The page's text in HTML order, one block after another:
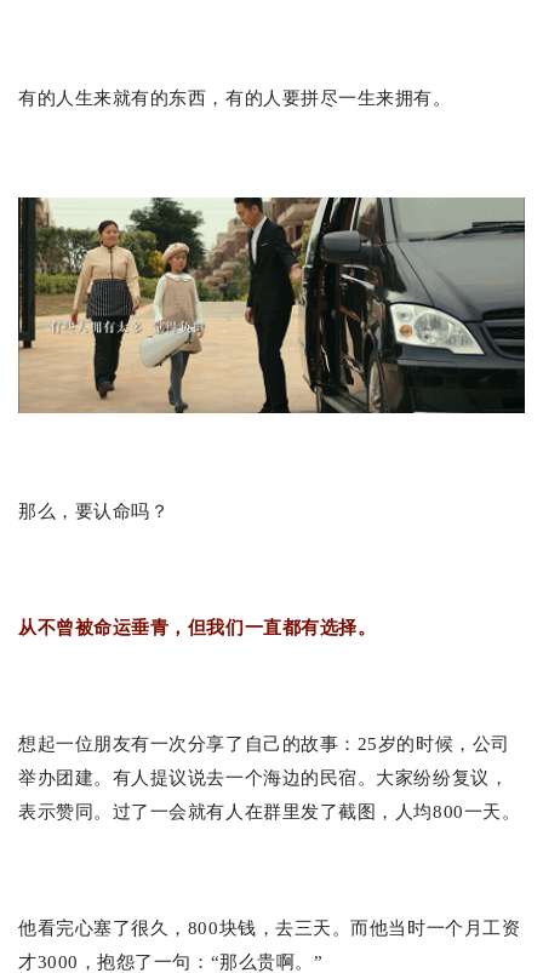
有的人生来就有的东西，有的人要拼尽一生来拥有。
那么，要认命吗？
从不曾被命运垂青，但我们一直都有选择。
想起一位朋友有一次分享了自己的故事：25岁的时候，公司
举办团建。有人提议说去一个海边的民宿。大家纷纷复议，
表示赞同。过了一会就有人在群里发了截图，人均800一天。
他看完心塞了很久，800块钱，去三天。而他当时一个月工资
才3000，抱怨了一句：“那么贵啊。”